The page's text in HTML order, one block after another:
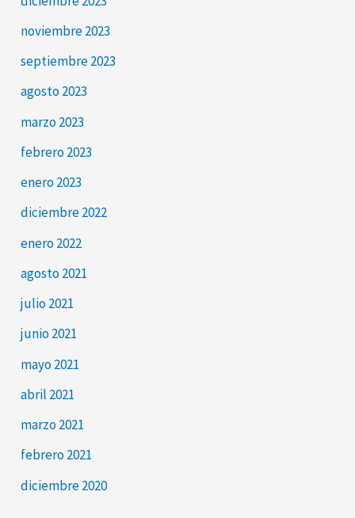
noviembre 2023
septiembre 2023
agosto 2023
marzo 2023
febrero 2023
enero 2023
diciembre 2022
enero 2022
agosto 2021
julio 2021
junio 2021
mayo 2021
abril 2021
marzo 2021
febrero 2021
diciembre 2020